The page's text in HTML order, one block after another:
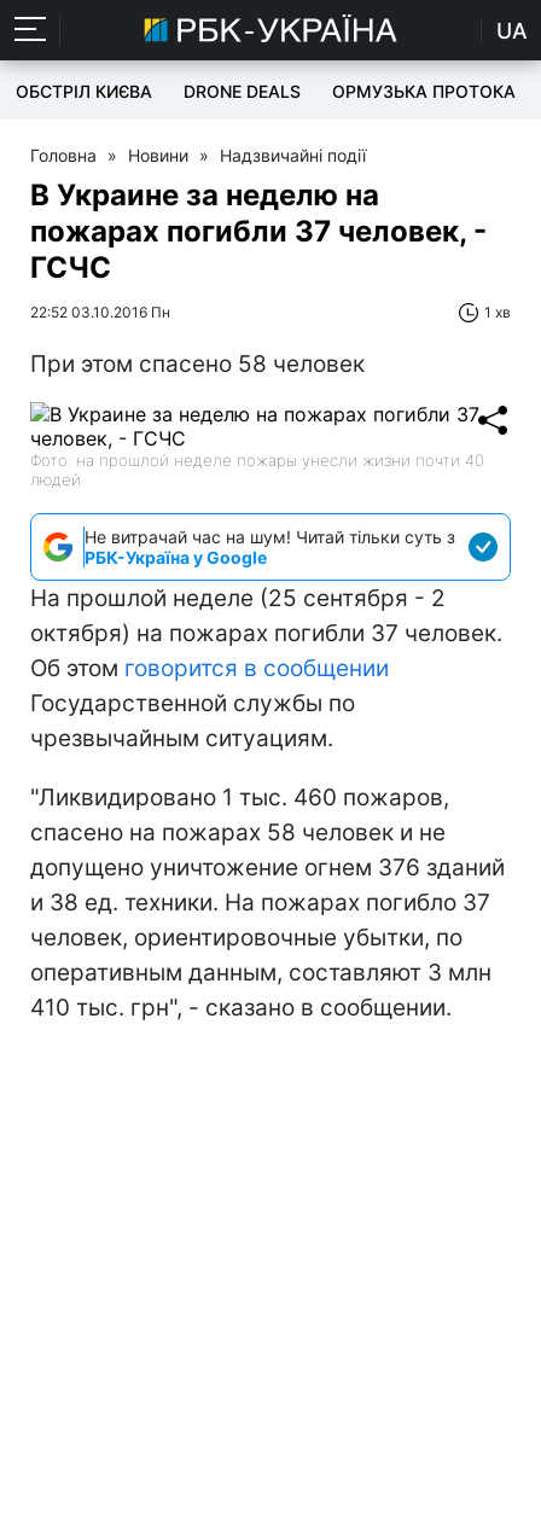
UA
ОБСТРІЛ КИЄВА DRONE DEALS ОРМУЗЬКА ПРОТОКА
Головна » Новини » Надзвичайні події
В Украине за неделю на
пожарах погибли 37 человек, -
ГСЧС
22:52 03.10.2016 Пн 1 хв
При этом спасено 58 человек
Фото: на прошлой неделе пожары унесли жизни почти 40
людей
Не витрачай час на шум! Читай тільки суть з
РБК-Україна у Google
На прошлой неделе (25 сентября - 2
октября) на пожарах погибли 37 человек.
Об этом говорится в сообщении
Государственной службы по
чрезвычайным ситуациям.
"Ликвидировано 1 тыс. 460 пожаров,
спасено на пожарах 58 человек и не
допущено уничтожение огнем 376 зданий
и 38 ед. техники. На пожарах погибло 37
человек, ориентировочные убытки, по
оперативным данным, составляют 3 млн
410 тыс. грн", - сказано в сообщении.